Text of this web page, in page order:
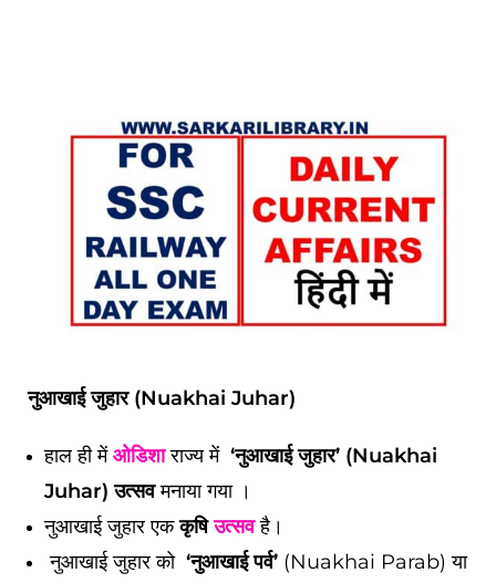
नुआखाई जुहार (Nuakhai Juhar)
हाल ही मेंओडिशाराज्य में ‘नुआखाई जुहार’ (Nuakhai
Juhar) उत्सवमनाया गया ।
नुआखाई जुहार एककृषिउत्सवहै।
नुआखाई जुहार को ‘नुआखाई पर्व’ (Nuakhai Parab) या